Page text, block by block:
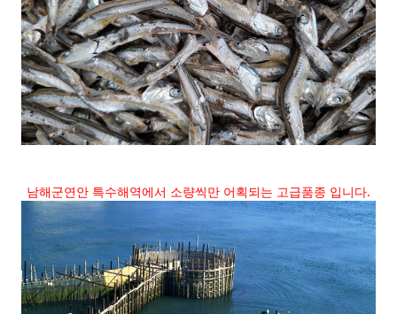
남해군연안 특수해역에서 소량씩만 어획되는 고급품종 입니다.